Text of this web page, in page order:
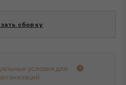
сборку
условия для